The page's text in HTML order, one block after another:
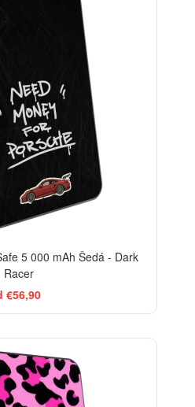
5 000 mAh Šedá - Dark
Racer
€56,90